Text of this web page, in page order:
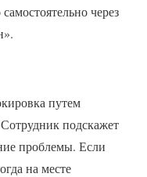
через
путем
подскажет
проблемы. Если
на месте